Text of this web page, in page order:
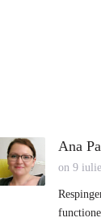
Ana
on 9